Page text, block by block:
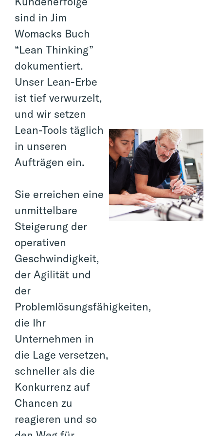
sind in Jim
Womacks Buch
“Lean Thinking”
dokumentiert.
Unser Lean-Erbe
ist tief verwurzelt,
und wir setzen
Lean-Tools täglich
in unseren
Aufträgen ein.
Sie erreichen eine
unmittelbare
Steigerung der
operativen
Geschwindigkeit,
der Agilität und
der
Problemlösungsfähigkeiten,
die Ihr
Unternehmen in
die Lage versetzen,
schneller als die
Konkurrenz auf
Chancen zu
reagieren und so